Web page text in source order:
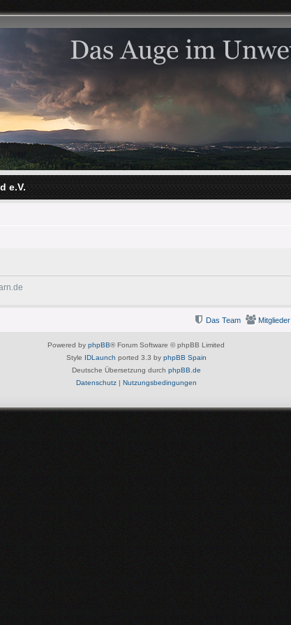
e.V.
Mitglieder
Das Team
Powered by phpBB® Forum Software © phpBB Limited
Style IDLaunch ported 3.3 by phpBB Spain
Deutsche Übersetzung durch phpBB.de
Datenschutz| Nutzungsbedingungen